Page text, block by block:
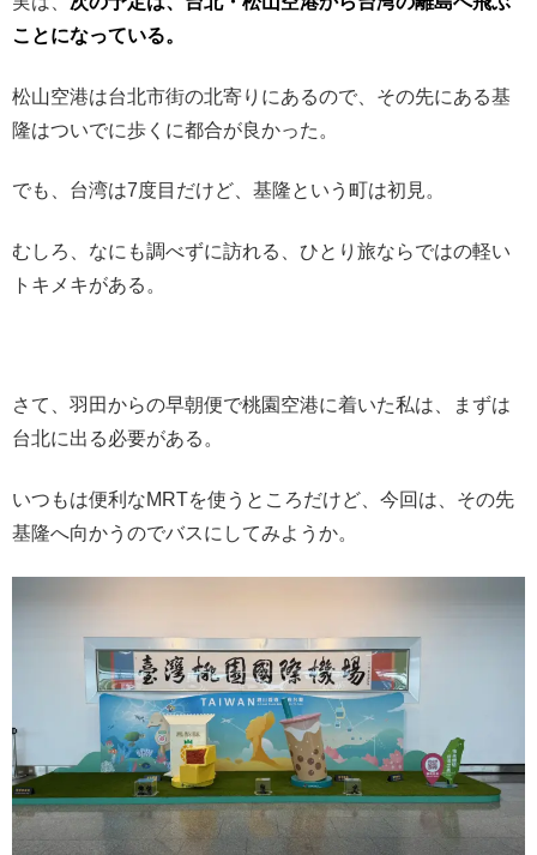
ことになっている。
松山空港は台北市街の北寄りにあるので、その先にある基
隆はついでに歩くに都合が良かった。
でも、台湾は7度目だけど、基隆という町は初見。
むしろ、なにも調べずに訪れる、ひとり旅ならではの軽い
トキメキがある。
さて、羽田からの早朝便で桃園空港に着いた私は、まずは
台北に出る必要がある。
いつもは便利なMRTを使うところだけど、今回は、その先
基隆へ向かうのでバスにしてみようか。